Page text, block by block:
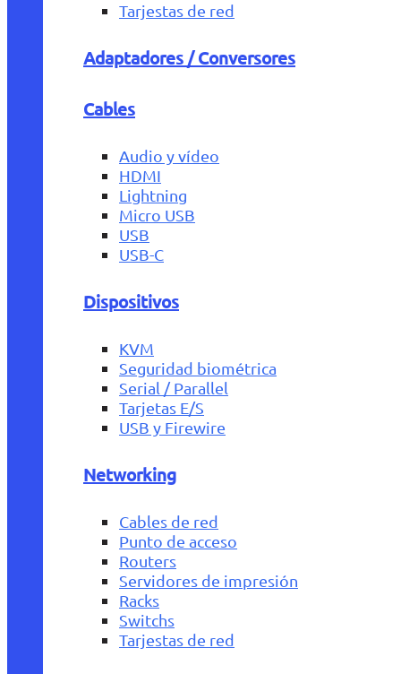
Tarjestas de red
Adaptadores / Conversores
Cables
Audio y vídeo
HDMI
Lightning
Micro USB
USB
USB-C
Dispositivos
KVM
Seguridad biométrica
Serial / Parallel
Tarjetas E/S
USB y Firewire
Networking
Cables de red
Punto de acceso
Routers
Servidores de impresión
Racks
Switchs
Tarjestas de red